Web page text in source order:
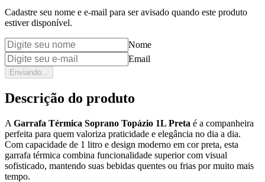
Cadastre seu nome e e-mail para ser avisado quando este produto
estiver disponível.
Nome
Email
Enviando...
Descrição do produto
A Garrafa Térmica Soprano Topázio 1L Preta é a companheira
perfeita para quem valoriza praticidade e elegância no dia a dia.
Com capacidade de 1 litro e design moderno em cor preta, esta
garrafa térmica combina funcionalidade superior com visual
sofisticado, mantendo suas bebidas quentes ou frias por muito mais
tempo.